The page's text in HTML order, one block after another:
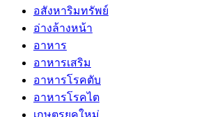
อสังหาริมทรัพย์
อ่างล้างหน้า
อาหาร
อาหารเสริม
อาหารโรคตับ
อาหารโรคไต
เกษตรยุคใหม่